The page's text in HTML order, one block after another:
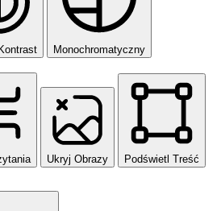
Monochromatyczny
Ukryj Obrazy Podświetl Treść